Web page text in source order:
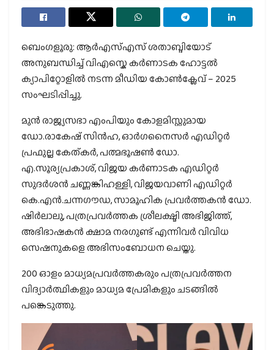
ബെംഗളൂരു: ആർഎസ്എസ് ശതാബ്ദിയോട്
അനുബന്ധിച്ച് വിഎസ്കെ കർണാടക ഹോട്ടൽ
ക്യാപിറ്റോളിൽ നടന്ന മീഡിയ കോൺക്ലേവ് – 2025
സംഘടിപ്പിച്ചു.
മുൻ രാജ്യസഭാ എംപിയും കോളമിസ്റ്റുമായ
ഡോ.രാകേഷ് സിൻഹ, ഓർഗനൈസർ എഡിറ്റർ
പ്രഫുല്ല കേത്കർ, പത്മഭൂഷൺ ഡോ.
എ.സൂര്യപ്രകാശ്, വിജയ കർണാടക എഡിറ്റർ
സുദർശൻ ചണ്ണങ്കിഹള്ളി, വിജയവാണി എഡിറ്റർ
കെ.എൻ.ചന്നഗൗഡ, സാമൂഹിക പ്രവർത്തകൻ ഡോ.
ഷിർലാലു, പത്രപ്രവർത്തക ശ്രീലക്ഷ്മി അഭിജിത്ത്,
അഭിഭാഷകൻ ക്ഷാമ നരഗുണ്ട് എന്നിവർ വിവിധ
സെഷനുകളെ അഭിസംബോധന ചെയ്തു.
200 ഓളം മാധ്യമപ്രവർത്തകരും പത്രപ്രവർത്തന
വിദ്യാർത്ഥികളും മാധ്യമ പ്രേമികളും ചടങ്ങിൽ
പങ്കെടുത്തു.